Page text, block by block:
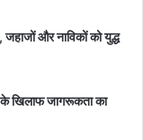
राइमा सेन,
कपूर हैं। यह फिल्म 28
और नाविकों को युद्ध
के खिलाफ जागरूकता का